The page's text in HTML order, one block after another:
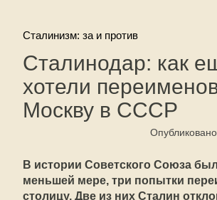
Сталинизм: за и против
Сталинодар: как
хотели
Москву в СССР
В истории Советского Союза
меньшей мере, три попытки
столицу. Две из них Сталин